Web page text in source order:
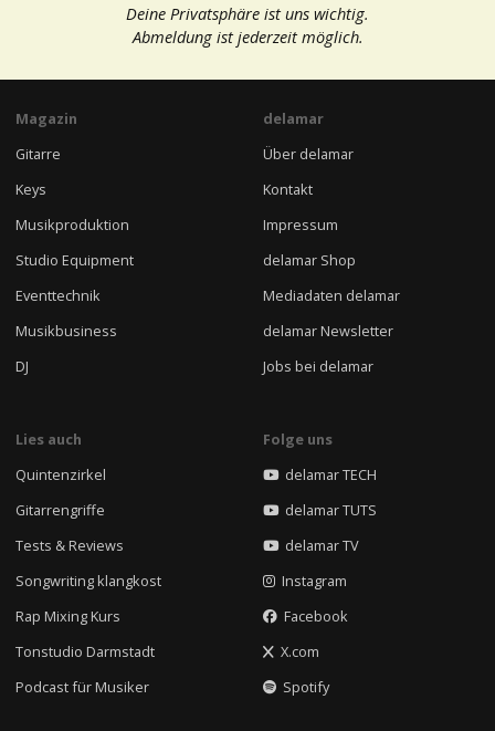
Deine Privatsphäre ist uns wichtig.
Abmeldung ist jederzeit möglich.
Magazin
Gitarre
Keys
Musikproduktion
Studio Equipment
Eventtechnik
Musikbusiness
DJ
delamar
Über delamar
Kontakt
Impressum
delamar Shop
Mediadaten delamar
delamar Newsletter
Jobs bei delamar
Lies auch
Quintenzirkel
Gitarrengriffe
Tests & Reviews
Songwriting klangkost
Rap Mixing Kurs
Tonstudio Darmstadt
Podcast für Musiker
Folge uns
delamar TECH
delamar TUTS
delamar TV
Instagram
Facebook
X.com
Spotify